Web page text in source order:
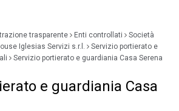
trasparente Enti controllati
Società
Iglesias Servizi s.r.l.
Servizio portierato e
Servizio portierato e guardiania Casa Serena
e guardiania Casa